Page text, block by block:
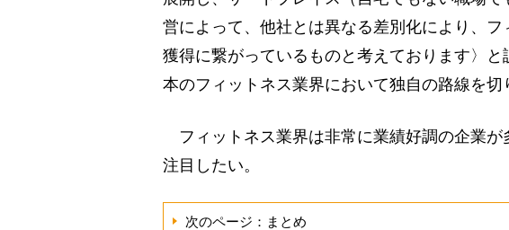
営によって、他社とは異なる差別化により、
獲得に繋がっているものと考えております〉
本のフィットネス業界において独自の路線を切
フィットネス業界は非常に業績好調の企業が
注目したい。
次のページ：まとめ